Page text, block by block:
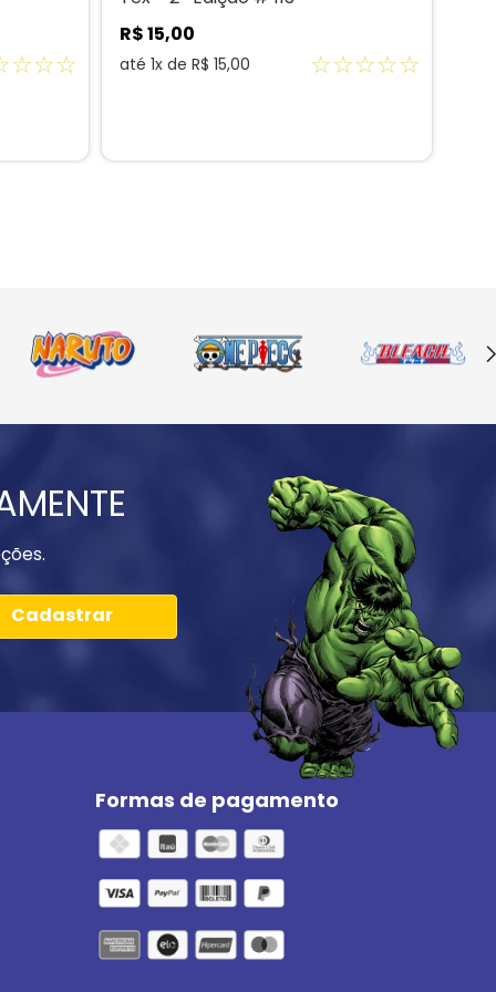
☆☆☆
R$15,00
até 1x de R$ 15,00 ☆☆☆☆☆
Cadastrar
Formas de pagamento